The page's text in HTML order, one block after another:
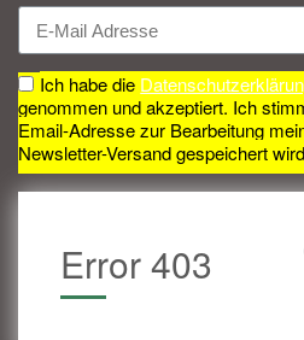
Ich habe die
genommen und akzeptiert. Ich
Email-Adresse zur Bearbeitung
Newsletter-Versand gespeichert
Error 403